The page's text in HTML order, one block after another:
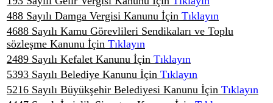
488 Sayılı Damga Vergisi Kanunu İçin Tıklayın
4688 Sayılı Kamu Görevlileri Sendikaları ve Toplu
sözleşme Kanunu İçin Tıklayın
2489 Sayılı Kefalet Kanunu İçin Tıklayın
5393 Sayılı Belediye Kanunu İçin Tıklayın
5216 Sayılı Büyükşehir Belediyesi Kanunu İçin Tıklayın